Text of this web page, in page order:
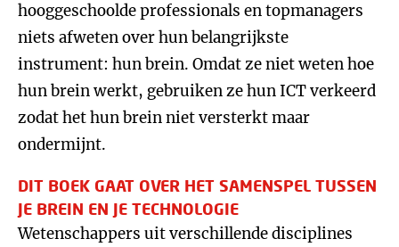
hooggeschoolde professionals en topmanagers
niets afweten over hun belangrijkste
instrument: hun brein. Omdat ze niet weten hoe
hun brein werkt, gebruiken ze hun ICT verkeerd
zodat het hun brein niet versterkt maar
ondermijnt.
DIT BOEK GAAT OVER HET SAMENSPEL TUSSEN
JE BREIN EN JE TECHNOLOGIE
Wetenschappers uit verschillende disciplines